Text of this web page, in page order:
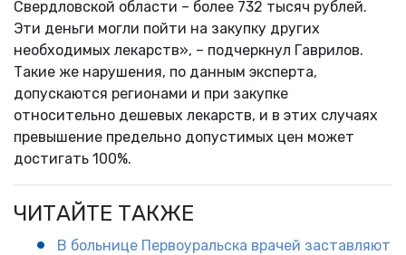
Свердловской области – более 732 тысяч рублей.
Эти деньги могли пойти на закупку других
необходимых лекарств», – подчеркнул Гаврилов.
Такие же нарушения, по данным эксперта,
допускаются регионами и при закупке
относительно дешевых лекарств, и в этих случаях
превышение предельно допустимых цен может
достигать 100%.
ЧИТАЙТЕ ТАКЖЕ
В больнице Первоуральска врачей заставляют